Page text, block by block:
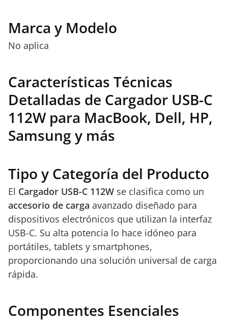
Marca y Modelo
No aplica
Características Técnicas
Detalladas de Cargador USB-C
112W para MacBook, Dell, HP,
Samsung y más
Tipo y Categoría del Producto
El Cargador USB-C 112W se clasifica como un
accesorio de carga avanzado diseñado para
dispositivos electrónicos que utilizan la interfaz
USB-C. Su alta potencia lo hace idóneo para
portátiles, tablets y smartphones,
proporcionando una solución universal de carga
rápida.
Componentes Esenciales